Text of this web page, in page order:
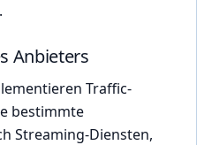
Anbieters
Traffic-
bestimmte
Streaming-Diensten,